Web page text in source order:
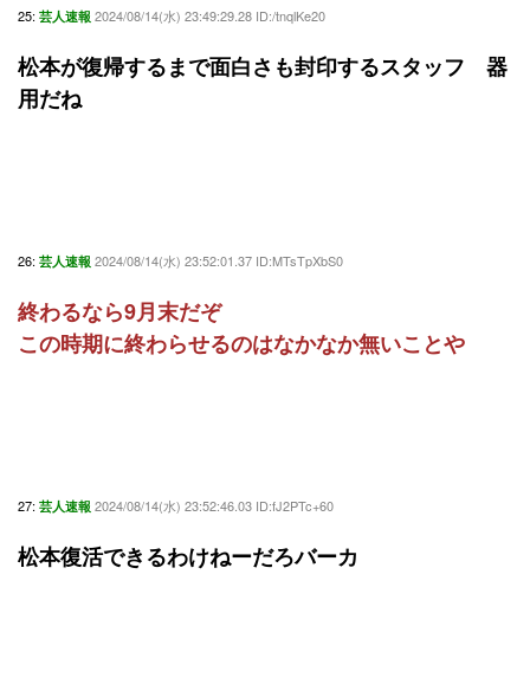
25: 芸人速報 2024/08/14(水) 23:49:29.28 ID:/tnqlKe20
松本が復帰するまで面白さも封印するスタッフ 器
用だね
26: 芸人速報 2024/08/14(水) 23:52:01.37 ID:MTsTpXbS0
終わるなら9月末だぞ
この時期に終わらせるのはなかなか無いことや
27: 芸人速報 2024/08/14(水) 23:52:46.03 ID:fJ2PTc+60
松本復活できるわけねーだろバーカ